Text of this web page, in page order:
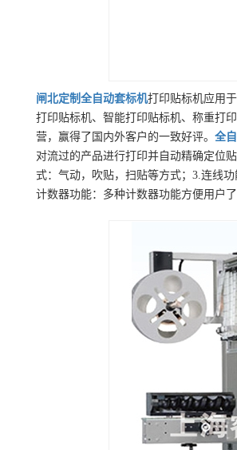
闸北定制 全自动套标机打印贴标机应用
打印贴标机、智能打印贴标机、称重打
营，赢得了国内外客户的一致好评。 全
对流过的产品进行打印并自动精确定位
式：气动，吹贴，扫贴等方式；3.连线
计数器功能：多种计数器功能方便用户